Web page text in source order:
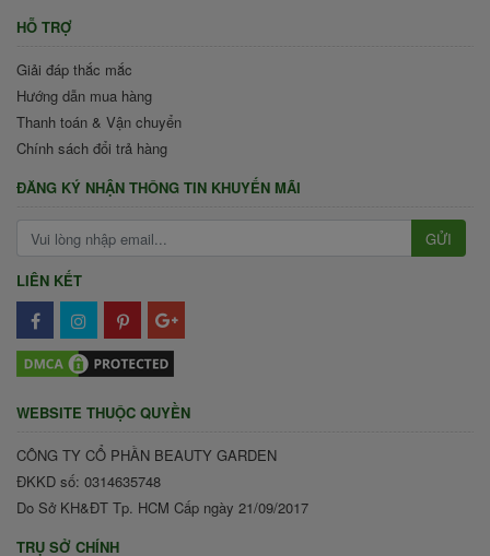
HỖ TRỢ
Giải đáp thắc mắc
Hướng dẫn mua hàng
Thanh toán & Vận chuyển
Chính sách đổi trả hàng
ĐĂNG KÝ NHẬN THÔNG TIN KHUYẾN MÃI
GỬI
LIÊN KẾT
WEBSITE THUỘC QUYỀN
CÔNG TY CỔ PHẦN BEAUTY GARDEN
ĐKKD số: 0314635748
Do Sở KH&ĐT Tp. HCM Cấp ngày 21/09/2017
TRỤ SỞ CHÍNH